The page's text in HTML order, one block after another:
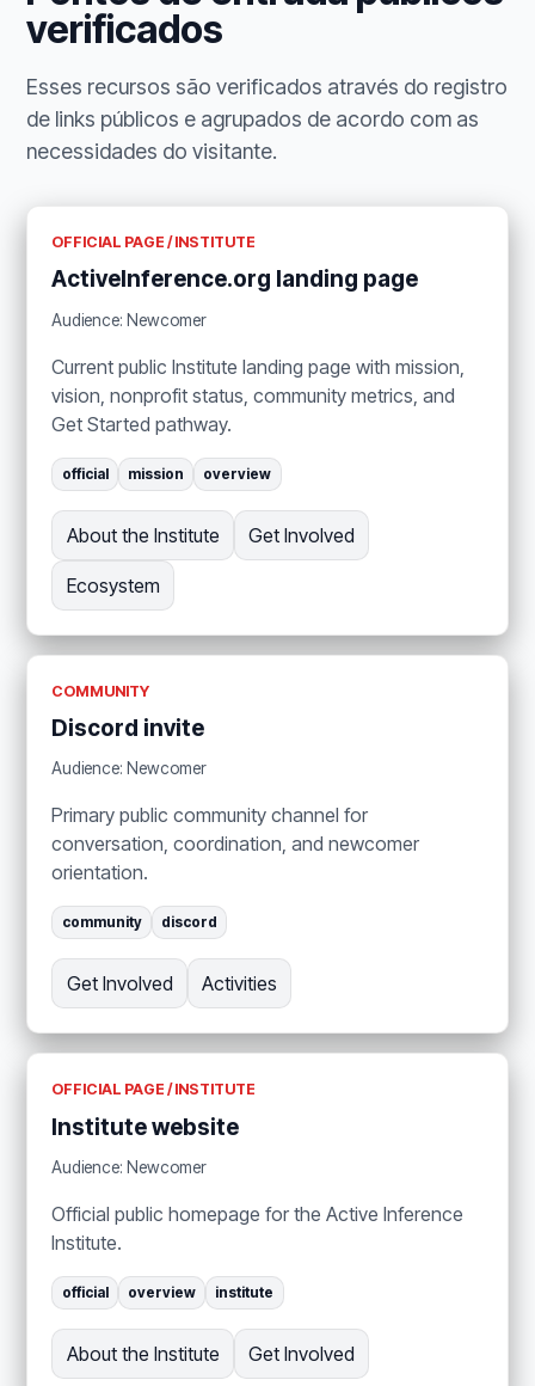
verificados
Esses recursos são verificados através do registro
de links públicos e agrupados de acordo com as
necessidades do visitante.
OFFICIAL PAGE / INSTITUTE
ActiveInference.org landing page
Audience: Newcomer
Current public Institute landing page with mission,
vision, nonprofit status, community metrics, and
Get Started pathway.
official mission overview
About the Institute Get Involved
Ecosystem
COMMUNITY
Discord invite
Audience: Newcomer
Primary public community channel for
conversation, coordination, and newcomer
orientation.
community discord
Get Involved Activities
OFFICIAL PAGE / INSTITUTE
Institute website
Audience: Newcomer
Official public homepage for the Active Inference
Institute.
official overview institute
About the Institute Get Involved